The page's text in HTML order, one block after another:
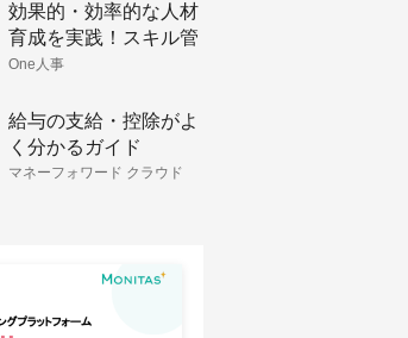
効果的・効率的な人材
育成を実践！スキル管
理のメリットと手法
One人事
給与の支給・控除がよ
く分かるガイド
マネーフォワード クラウド